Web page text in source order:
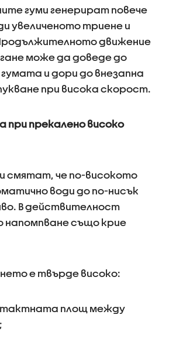
гуми генерират повече
увеличеното триене и
движение
може да доведе до
и дори до внезапна
при висока скорост.
при прекалено високо
смятат, че по-високото
води до по-нисък
В действителност
напомпване също крие
е твърде високо:
площ между